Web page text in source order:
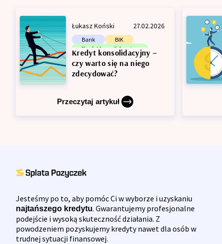
Łukasz Koński 27.02.2026
Bank
BIK
Kredyt konsolidacyjny
Zdolność kredytowa
Kredyt konsolidacyjny –
czy warto się na niego
zdecydować?
Przeczytaj artykuł
Jesteśmy po to, aby pomóc Ci w wyborze i uzyskaniu
najtańszego kredytu. Gwarantujemy profesjonalne
podejście i wysoką skuteczność działania. Z
powodzeniem pozyskujemy kredyty nawet dla osób w
trudnej sytuacji finansowej.